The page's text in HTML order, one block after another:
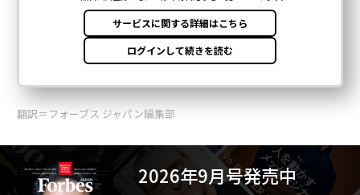
翻訳＝フォーブス ジャパン編集部
2026年9月号発売中